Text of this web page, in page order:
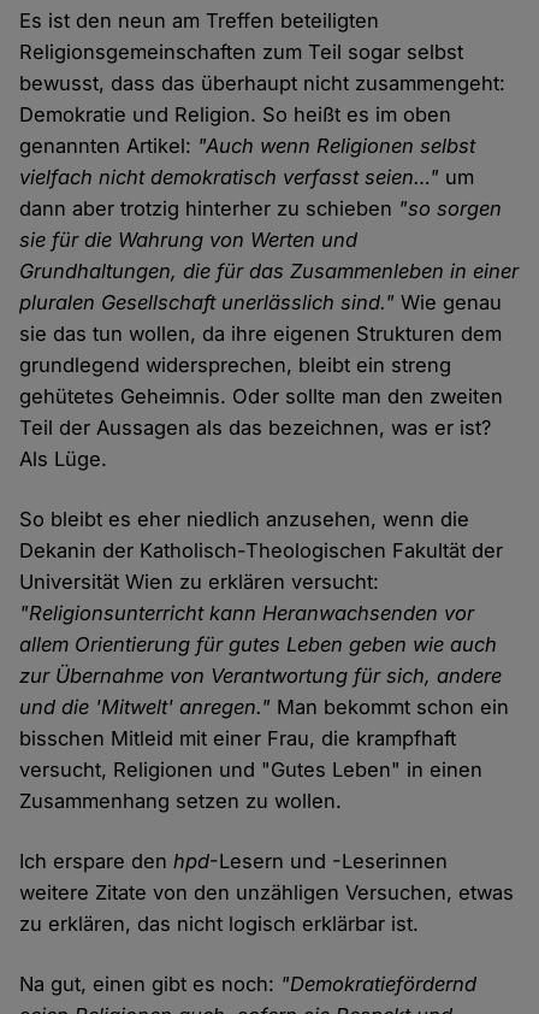
Es ist den neun am Treffen beteiligten
Religionsgemeinschaften zum Teil sogar selbst
bewusst, dass das überhaupt nicht zusammengeht:
Demokratie und Religion. So heißt es im oben
genannten Artikel: "Auch wenn Religionen selbst
vielfach nicht demokratisch verfasst seien…" um
dann aber trotzig hinterher zu schieben "so sorgen
sie für die Wahrung von Werten und
Grundhaltungen, die für das Zusammenleben in einer
pluralen Gesellschaft unerlässlich sind." Wie genau
sie das tun wollen, da ihre eigenen Strukturen dem
grundlegend widersprechen, bleibt ein streng
gehütetes Geheimnis. Oder sollte man den zweiten
Teil der Aussagen als das bezeichnen, was er ist?
Als Lüge.
So bleibt es eher niedlich anzusehen, wenn die
Dekanin der Katholisch-Theologischen Fakultät der
Universität Wien zu erklären versucht:
"Religionsunterricht kann Heranwachsenden vor
allem Orientierung für gutes Leben geben wie auch
zur Übernahme von Verantwortung für sich, andere
und die 'Mitwelt' anregen." Man bekommt schon ein
bisschen Mitleid mit einer Frau, die krampfhaft
versucht, Religionen und "Gutes Leben" in einen
Zusammenhang setzen zu wollen.
Ich erspare denhpd-Lesern und -Leserinnen
weitere Zitate von den unzähligen Versuchen, etwas
zu erklären, das nicht logisch erklärbar ist.
Na gut, einen gibt es noch: "Demokratiefördernd